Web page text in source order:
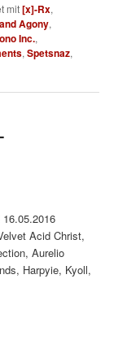
mit[x]-Rx,
Agony,
Inc.,
,Spetsnaz,
Acid Christ,
Aurelio
Harpyie, Kyoll,